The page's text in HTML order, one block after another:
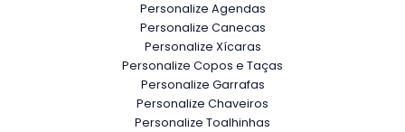
Personalize Agendas
Personalize Canecas
Personalize Xícaras
Personalize Copos e Taças
Personalize Garrafas
Personalize Chaveiros
Personalize Toalhinhas